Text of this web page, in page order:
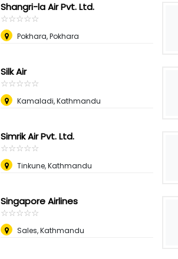
Shangri-la Air Pvt. Ltd.
☆☆☆☆☆
★★★★★
Pokhara, Pokhara
Silk Air
☆☆☆☆☆
★★★★★
Kamaladi, Kathmandu
Simrik Air Pvt. Ltd.
☆☆☆☆☆
★★★★★
Tinkune, Kathmandu
Singapore Airlines
☆☆☆☆☆
★★★★★
Sales, Kathmandu